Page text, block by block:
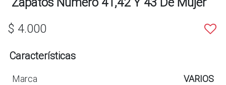
$ 4.000
Características
Marca VARIOS